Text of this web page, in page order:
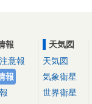
報
意報
報
天気図
天気図
気象衛星
世界衛星